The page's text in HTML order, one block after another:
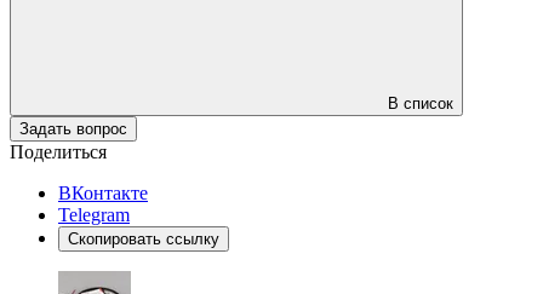
В список
Задать вопрос
Поделиться
ВКонтакте
Telegram
Скопировать ссылку